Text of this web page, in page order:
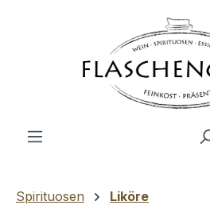
Spirituosen Liköre